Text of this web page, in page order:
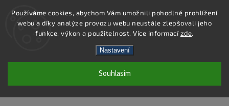
Používáme cookies, abychom Vám umožnili pohodlné prohlížení
webu a díky analýze provozu webu neustále zlepšovali jeho
funkce, výkon a použitelnost. Více informacízde.
Nastavení
Souhlasím
Hledat
PC42-5 - PIERCING TUNEL - ZELENÁ -